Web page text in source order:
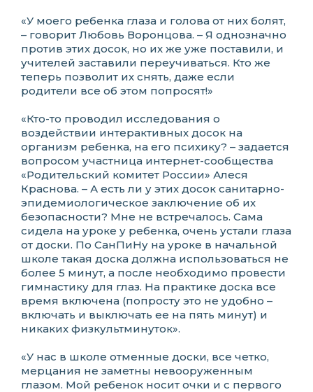
«У моего ребенка глаза и голова от них болят,
– говорит Любовь Воронцова. – Я однозначно
против этих досок, но их же уже поставили, и
учителей заставили переучиваться. Кто же
теперь позволит их снять, даже если
родители все об этом попросят!»
«Кто-то проводил исследования о
воздействии интерактивных досок на
организм ребенка, на его психику? – задается
вопросом участница интернет-сообщества
«Родительский комитет России» Алеся
Краснова. – А есть ли у этих досок санитарно-
эпидемиологическое заключение об их
безопасности? Мне не встречалось. Сама
сидела на уроке у ребенка, очень устали глаза
от доски. По СанПиНу на уроке в начальной
школе такая доска должна использоваться не
более 5 минут, а после необходимо провести
гимнастику для глаз. На практике доска все
время включена (попросту это не удобно –
включать и выключать ее на пять минут) и
никаких физкультминуток».
«У нас в школе отменные доски, все четко,
мерцания не заметны невооруженным
глазом. Мой ребенок носит очки и с первого